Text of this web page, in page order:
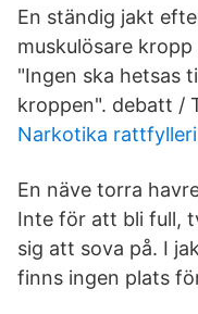
En ständig jakt
muskulösare
"Ingen ska hetsas
kroppen". debatt /
Narkotika
En näve torra
Inte för att bli full,
sig att sova på. I
finns ingen plats